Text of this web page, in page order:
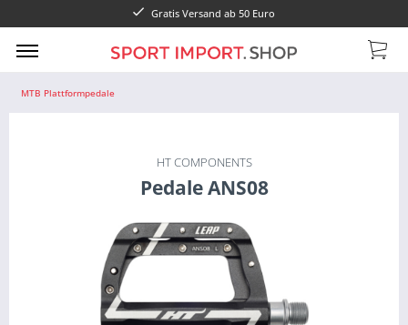
Gratis Versand ab 50 Euro
MTB Plattformpedale
HT COMPONENTS
Pedale ANS08